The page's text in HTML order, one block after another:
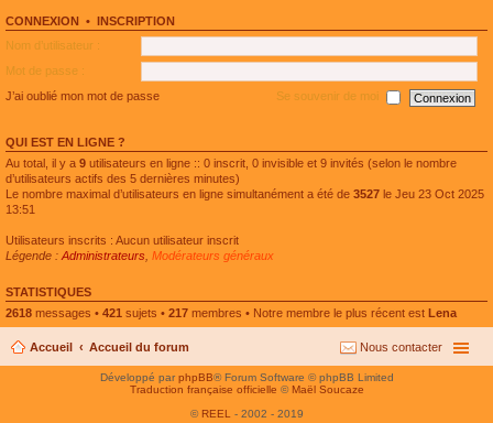
é
c
e
n
t
l
u
s
é
e
u
l
e
l
s
e
n
t
CONNEXION • INSCRIPTION
Nom d’utilisateur :
Mot de passe :
J’ai oublié mon mot de passe
Se souvenir de moi
QUI EST EN LIGNE ?
Au total, il y a 9 utilisateurs en ligne :: 0 inscrit, 0 invisible et 9 invités (selon le nombre
d’utilisateurs actifs des 5 dernières minutes)
Le nombre maximal d’utilisateurs en ligne simultanément a été de 3527 le Jeu 23 Oct 2025
13:51
Utilisateurs inscrits : Aucun utilisateur inscrit
Légende : Administrateurs Modérateurs généraux
STATISTIQUES
2618 messages • 421 sujets • 217 membres • Notre membre le plus récent est Lena
Accueil Accueil du forum Nous contacter
Développé parphpBB® Forum Software © phpBB Limited
Traduction française officielle © Maël Soucaze
© REEL - 2002 - 2019